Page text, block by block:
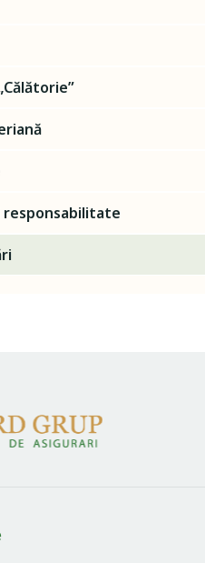
responsabilitate